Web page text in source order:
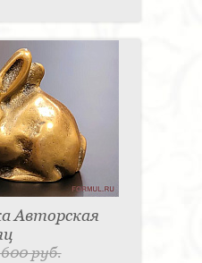
Авторская
руб.